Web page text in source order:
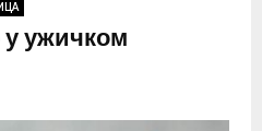
ужичком